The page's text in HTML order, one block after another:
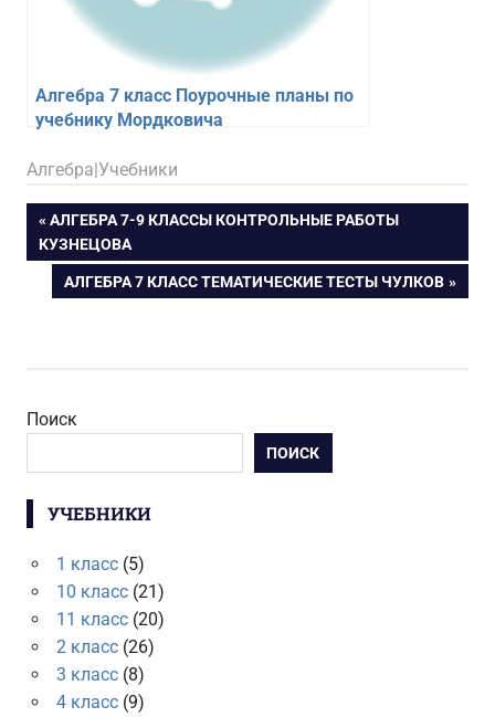
Алгебра 7 класс Поурочные планы по
учебнику Мордковича
18.02.2026
figa
Алгебра|Учебники
Навигация
по
ПРЕДЫДУЩАЯ
ЗАПИСЬ:
АЛГЕБРА 7-9 КЛАССЫ КОНТРОЛЬНЫЕ РАБОТЫ
КУЗНЕЦОВА
СЛЕДУЮЩАЯ
ЗАПИСЬ:
АЛГЕБРА 7 КЛАСС ТЕМАТИЧЕСКИЕ ТЕСТЫ ЧУЛКОВ
Поиск
ПОИСК
УЧЕБНИКИ
1 класс(5)
10 класс(21)
11 класс(20)
2 класс(26)
3 класс(8)
4 класс(9)